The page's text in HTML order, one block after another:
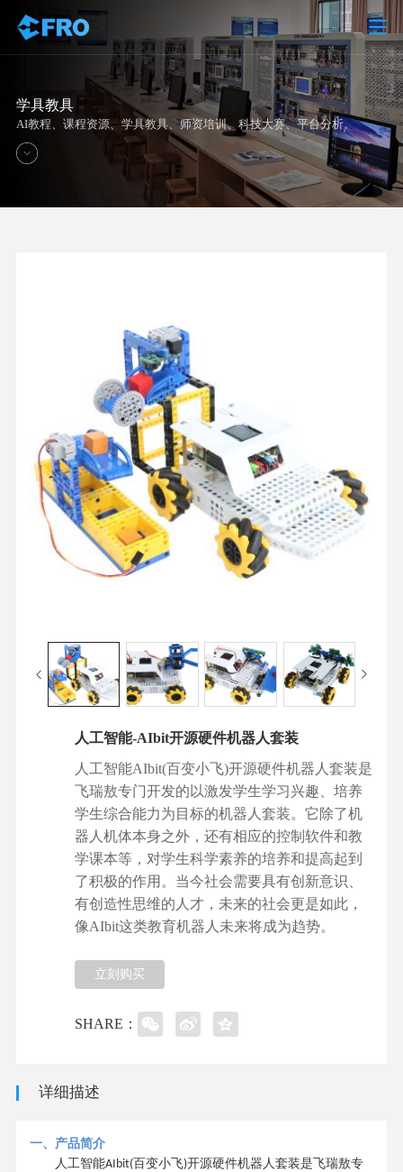
学具教具
AI教程、课程资源、学具教具、师资培训、科技大赛、平台分析。
人工智能-AIbit开源硬件机器人套装
人工智能AIbit(百变小飞)开源硬件机器人套装是
飞瑞敖专门开发的以激发学生学习兴趣、培养
学生综合能力为目标的机器人套装。它除了机
器人机体本身之外，还有相应的控制软件和教
学课本等，对学生科学素养的培养和提高起到
了积极的作用。当今社会需要具有创新意识、
有创造性思维的人才，未来的社会更是如此，
像AIbit这类教育机器人未来将成为趋势。
立刻购买
SHARE：
详细描述
一、产品简介
人工智能AIbit(百变小飞)开源硬件机器人套装是飞瑞敖专